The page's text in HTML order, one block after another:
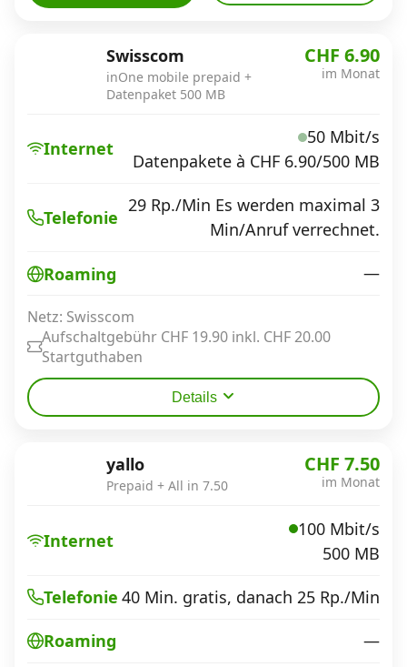
Swisscom
inOne mobile prepaid +
Datenpaket 500 MB
CHF 6.90
im Monat
Internet
50 Mbit/s
Datenpakete à CHF 6.90/500 MB
Telefonie
29 Rp./Min Es werden maximal 3
Min/Anruf verrechnet.
Roaming —
Netz: Swisscom
Aufschaltgebühr CHF 19.90 inkl. CHF 20.00
Startguthaben
Details
yallo
Prepaid + All in 7.50
CHF 7.50
im Monat
Internet
100 Mbit/s
500 MB
Telefonie 40 Min. gratis, danach 25 Rp./Min
Roaming —